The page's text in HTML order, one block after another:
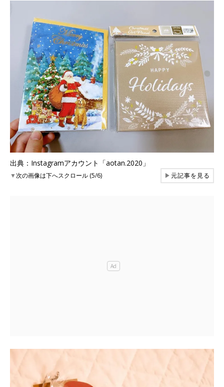
出典：Instagramアカウント「aotan.2020」
▼次の画像は下へスクロール (5/6) ▶元記事を見る